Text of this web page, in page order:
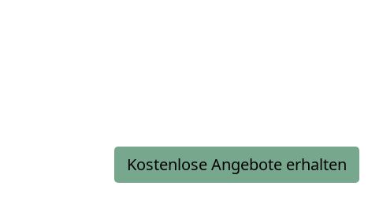
Kostenlose Angebote erhalten